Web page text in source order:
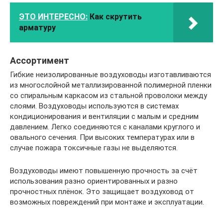
ЭТО ИНТЕРЕСНО: Как скрутить
арматуру
Ассортимент
Гибкие неизолированные воздуховоды изготавливаются
из многослойной металлизированной полимерной пленки
со спиральным каркасом из стальной проволоки между
слоями. Воздуховоды используются в системах
кондиционирования и вентиляции с малым и средним
давлением. Легко соединяются с каналами круглого и
овального сечения. При высоких температурах или в
случае пожара токсичные газы не выделяются.
Воздуховоды имеют повышенную прочность за счёт
использования разно ориентированных и разно
прочностных плёнок. Это защищает воздуховод от
возможных повреждений при монтаже и эксплуатации.